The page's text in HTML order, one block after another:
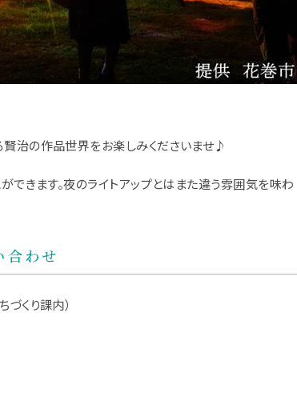
治の作品世界をお楽しみくださいませ♪
きます。夜のライトアップとはまた違う雰囲気を味わ
合わせ
くり課内）